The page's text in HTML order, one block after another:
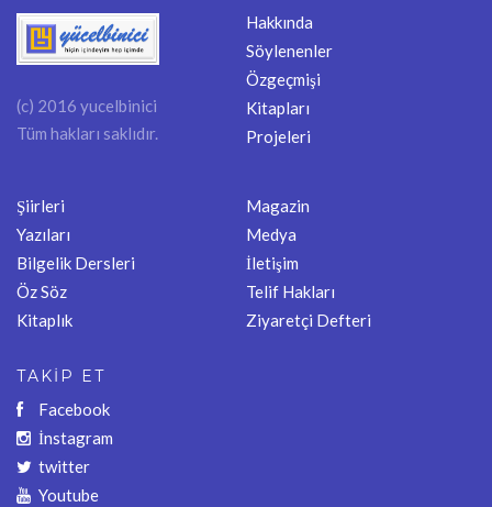
(c) 2016 yucelbinici
Tüm hakları saklıdır.
Hakkında
Söylenenler
Özgeçmişi
Kitapları
Projeleri
Şiirleri
Yazıları
Bilgelik Dersleri
Öz Söz
Kitaplık
Magazin
Medya
İletişim
Telif Hakları
Ziyaretçi Defteri
TAKİP ET
Facebook
İnstagram
twitter
Youtube